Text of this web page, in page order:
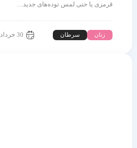
قرمزی یا حتی لمس توده‌های جدید…
زنان سرطان 30 خرداد 1405